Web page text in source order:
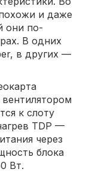
и даже
они по-
В одних
в других —
к слоту
TDP —
через
блока
Вт.